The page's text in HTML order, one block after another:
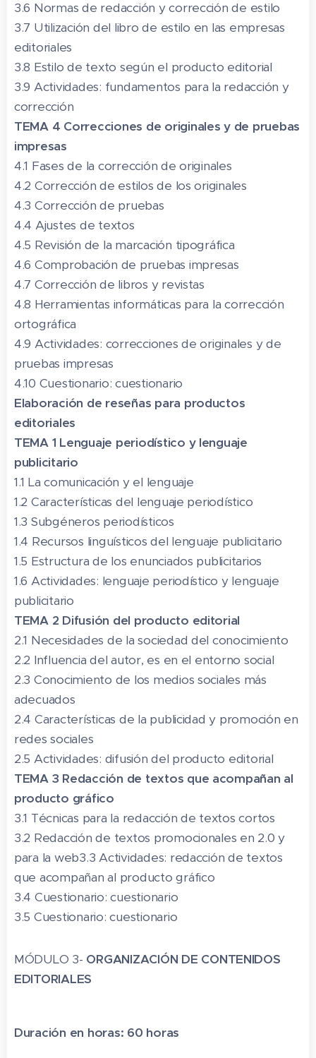
3.6 Normas de redacción y corrección de estilo
3.7 Utilización del libro de estilo en las empresas
editoriales
3.8 Estilo de texto según el producto editorial
3.9 Actividades: fundamentos para la redacción y
corrección
TEMA 4 Correcciones de originales y de pruebas
impresas
4.1 Fases de la corrección de originales
4.2 Corrección de estilos de los originales
4.3 Corrección de pruebas
4.4 Ajustes de textos
4.5 Revisión de la marcación tipográfica
4.6 Comprobación de pruebas impresas
4.7 Corrección de libros y revistas
4.8 Herramientas informáticas para la corrección
ortográfica
4.9 Actividades: correcciones de originales y de
pruebas impresas
4.10 Cuestionario: cuestionario
Elaboración de reseñas para productos
editoriales
TEMA 1 Lenguaje periodístico y lenguaje
publicitario
1.1 La comunicación y el lenguaje
1.2 Características del lenguaje periodístico
1.3 Subgéneros periodísticos
1.4 Recursos linguísticos del lenguaje publicitario
1.5 Estructura de los enunciados publicitarios
1.6 Actividades: lenguaje periodístico y lenguaje
publicitario
TEMA 2 Difusión del producto editorial
2.1 Necesidades de la sociedad del conocimiento
2.2 Influencia del autor, es en el entorno social
2.3 Conocimiento de los medios sociales más
adecuados
2.4 Características de la publicidad y promoción en
redes sociales
2.5 Actividades: difusión del producto editorial
TEMA 3 Redacción de textos que acompañan al
producto gráfico
3.1 Técnicas para la redacción de textos cortos
3.2 Redacción de textos promocionales en 2.0 y
para la web3.3 Actividades: redacción de textos
que acompañan al producto gráfico
3.4 Cuestionario: cuestionario
3.5 Cuestionario: cuestionario
MÓDULO 3- ORGANIZACIÓN DE CONTENIDOS
EDITORIALES
Duración en horas: 60 horas